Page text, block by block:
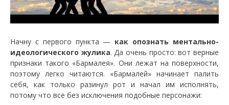
Начну с первого пункта — как опознать ментально-
идеологического жулика. Да очень просто: вот верные
признаки такого «Бармалея». Они лежат на поверхности,
поэтому легко читаются. «Бармалей» начинает палить
себя, как только разинул рот и начал им исполнять,
потому что все без исключения подобные персонажи: